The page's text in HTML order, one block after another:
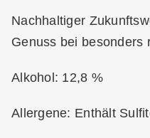
Nachhaltiger
Genuss bei besonders
Alkohol: 12,8 %
Allergene: Enthält